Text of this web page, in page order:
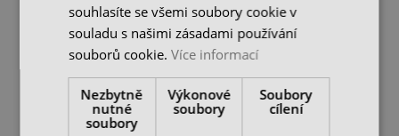
DO KOŠÍKU
DO KOŠÍKU
souhlasíte se všemi soubory cookie v
souladu s našimi zásadami používání
souborů cookie.Více informací
Nezbytně
nutné
soubory
Výkonové
soubory
Soubory
cílení